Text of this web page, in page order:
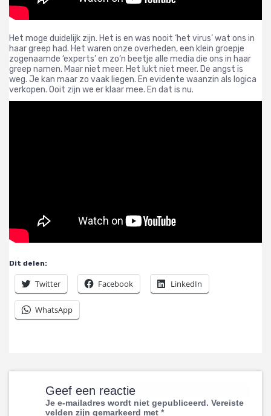
Het moge duidelijk zijn. Het is en was nooit ‘het virus’ wat ons in
haar greep had. Het waren onze overheden, een klein groepje
zogenaamde ‘experts’ en zo’n beetje alle media die ons in haar
greep namen. Maar niet meer. Het lukt niet meer. De angst is
weg. Je kan maar zo vaak liegen. En evidente waanzin als logica
verkopen. Ooit zijn we er klaar mee. En dat is nu.
Dit delen:
Twitter Facebook LinkedIn
WhatsApp
Geef een reactie
Je e-mailadres wordt niet gepubliceerd. Vereiste
velden zijn gemarkeerd met *